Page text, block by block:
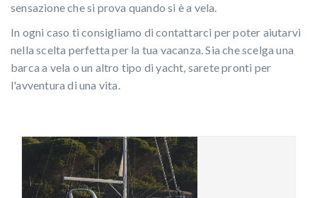
sensazione che si prova quando si è a vela.
In ogni caso ti consigliamo di contattarci per poter aiutarvi
nella scelta perfetta per la tua vacanza. Sia che scelga una
barca a vela o un altro tipo di yacht, sarete pronti per
l'avventura di una vita.